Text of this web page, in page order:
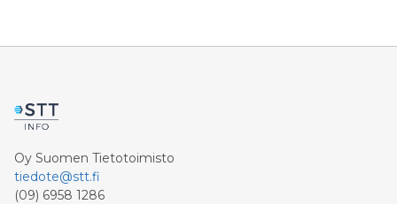
Oy Suomen Tietotoimisto
tiedote@stt.fi
(09) 6958 1286